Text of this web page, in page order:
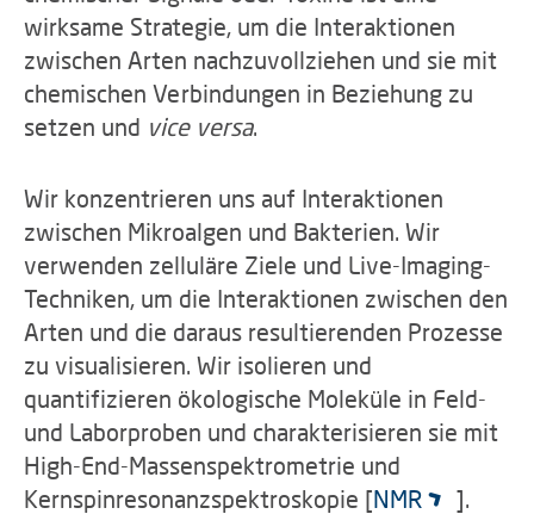
wirksame Strategie, um die Interaktionen
zwischen Arten nachzuvollziehen und sie mit
chemischen Verbindungen in Beziehung zu
setzen und vice versa.
Wir konzentrieren uns auf Interaktionen
zwischen Mikroalgen und Bakterien. Wir
verwenden zelluläre Ziele und Live-Imaging-
Techniken, um die Interaktionen zwischen den
Arten und die daraus resultierenden Prozesse
zu visualisieren. Wir isolieren und
quantifizieren ökologische Moleküle in Feld-
und Laborproben und charakterisieren sie mit
High-End-Massenspektrometrie und
Kernspinresonanzspektroskopie [NMR
].